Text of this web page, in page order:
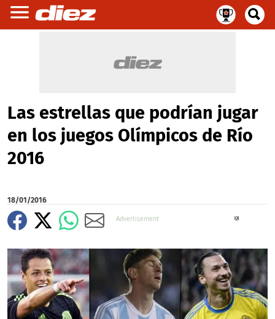
Las estrellas que podrían jugar
en los juegos Olímpicos de Río
2016
18/01/2016
X